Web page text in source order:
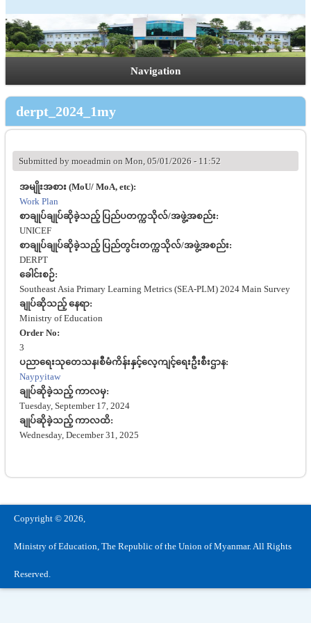
Navigation
derpt_2024_1my
Submitted by moeadmin on Mon, 05/01/2026 - 11:52
အမျိုးအစား (MoU/ MoA, etc):
Work Plan
စာချုပ်ချုပ်ဆိုခဲ့သည့် ပြည်ပတက္ကသိုလ်/အဖွဲ့အစည်း:
UNICEF
စာချုပ်ချုပ်ဆိုခဲ့သည့် ပြည်တွင်းတက္ကသိုလ်/အဖွဲ့အစည်း:
DERPT
ခေါင်းစဉ်:
Southeast Asia Primary Learning Metrics (SEA-PLM) 2024 Main Survey
ချုပ်ဆိုသည့် နေရာ:
Ministry of Education
Order No:
3
ပညာရေးသုတေသန၊စီမံကိန်းနှင့်လေ့ကျင့်ရေးဦးစီးဌာန:
Naypyitaw
ချုပ်ဆိုခဲ့သည့် ကာလမှ:
Tuesday, September 17, 2024
ချုပ်ဆိုခဲ့သည့် ကာလထိ:
Wednesday, December 31, 2025
Copyright © 2026,
Ministry of Education, The Republic of the Union of Myanmar. All Rights
Reserved.